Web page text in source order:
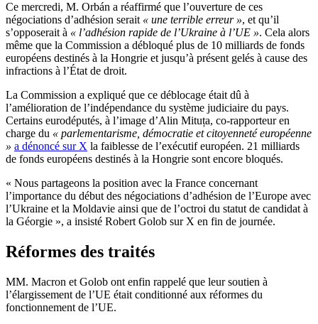
Ce mercredi, M. Orbán a réaffirmé que l’ouverture de ces
négociations d’adhésion serait « une terrible erreur », et qu’il
s’opposerait à « l’adhésion rapide de l’Ukraine à l’UE ». Cela alors
même que la Commission a débloqué plus de 10 milliards de fonds
européens destinés à la Hongrie et jusqu’à présent gelés à cause des
infractions à l’État de droit.
La Commission a expliqué que ce déblocage était dû à
l’amélioration de l’indépendance du système judiciaire du pays.
Certains eurodéputés, à l’image d’Alin Mituța, co-rapporteur en
charge du « parlementarisme, démocratie et citoyenneté européenne
» a dénoncé sur X la faiblesse de l’exécutif européen. 21 milliards
de fonds européens destinés à la Hongrie sont encore bloqués.
« Nous partageons la position avec la France concernant
l’importance du début des négociations d’adhésion de l’Europe avec
l’Ukraine et la Moldavie ainsi que de l’octroi du statut de candidat à
la Géorgie », a insisté Robert Golob sur X en fin de journée.
Réformes des traités
MM. Macron et Golob ont enfin rappelé que leur soutien à
l’élargissement de l’UE était conditionné aux réformes du
fonctionnement de l’UE.